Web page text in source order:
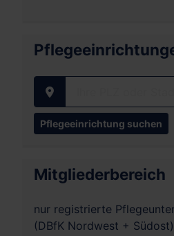
Ihre PLZ oder Stadt
Mitgliederbereich
nur registrierte
(DBfK Nordwest + Südost)